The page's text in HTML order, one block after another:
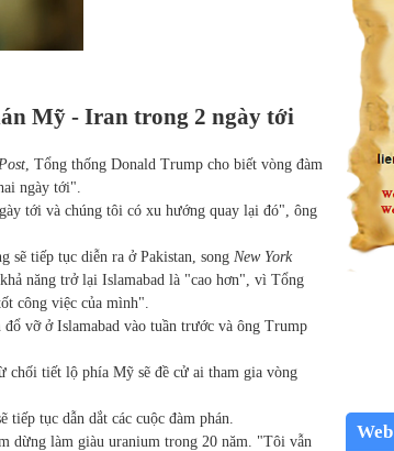
Mỹ - Iran trong 2 ngày tới
, Tổng thống Donald Trump cho biết vòng đàm
ngày tới".
tới và chúng tôi có xu hướng quay lại đó", ông
sẽ tiếp tục diễn ra ở Pakistan, song New York
năng trở lại Islamabad là "cao hơn", vì Tổng
công việc của mình".
vỡ ở Islamabad vào tuần trước và ông Trump
chối tiết lộ phía Mỹ sẽ đề cử ai tham gia vòng
tục dẫn dắt các cuộc đàm phán.
dừng làm giàu uranium trong 20 năm. "Tôi vẫn